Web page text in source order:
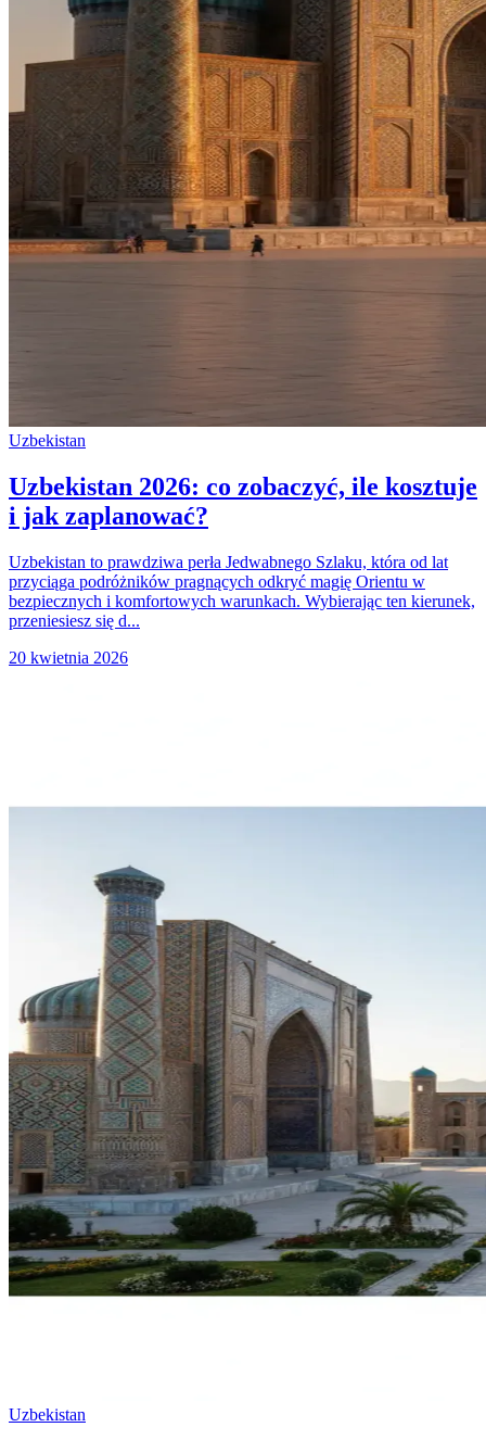
Uzbekistan
Uzbekistan 2026: co zobaczyć, ile kosztuje
i jak zaplanować?
Uzbekistan to prawdziwa perła Jedwabnego Szlaku, która od lat
przyciąga podróżników pragnących odkryć magię Orientu w
bezpiecznych i komfortowych warunkach. Wybierając ten kierunek,
przeniesiesz się d...
20 kwietnia 2026
Uzbekistan